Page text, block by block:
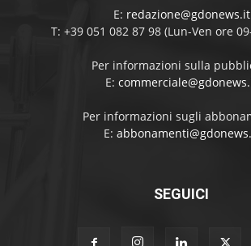
E: redazione@gdonews.it
T: +39 051 082 87 98 (Lun-Ven ore
Per informazioni sulla
E:
Per informazioni sugli
E:
SEGUICI